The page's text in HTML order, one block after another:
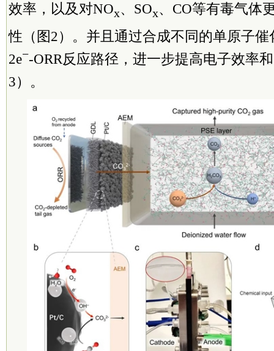
效率，以及对NOx、SOx、CO等有毒气体
性（图2）。并且通过合成不同的单原子催
2e−-ORR反应路径，进一步提高电子效率
3）。